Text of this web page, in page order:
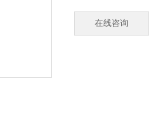
在线咨询